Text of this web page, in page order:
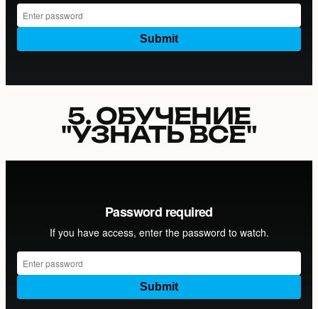
5. ОБУЧЕНИЕ
"УЗНАТЬ ВСЕ"